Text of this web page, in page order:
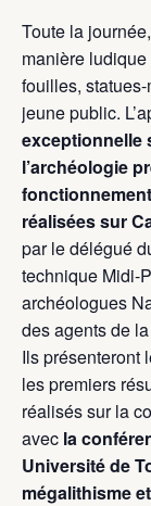
Toute la
manière
fouilles,
jeune public.
exceptionnelle
l’archéologie
réalisées sur
par le délégué
technique Midi-
archéologues
des agents de
Ils présenteront
les premiers
réalisés sur la
avec la
Université de
mégalithisme